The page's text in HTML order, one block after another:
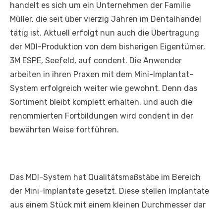
handelt es sich um ein Unternehmen der Familie
Müller, die seit über vierzig Jahren im Dentalhandel
tätig ist. Aktuell erfolgt nun auch die Übertragung
der MDI-Produktion von dem bisherigen Eigentümer,
3M ESPE, Seefeld, auf condent. Die Anwender
arbeiten in ihren Praxen mit dem Mini-Implantat-
System erfolgreich weiter wie gewohnt. Denn das
Sortiment bleibt komplett erhalten, und auch die
renommierten Fortbildungen wird condent in der
bewährten Weise fortführen.
Das MDI-System hat Qualitätsmaßstäbe im Bereich
der Mini-Implantate gesetzt. Diese stellen Implantate
aus einem Stück mit einem kleinen Durchmesser dar